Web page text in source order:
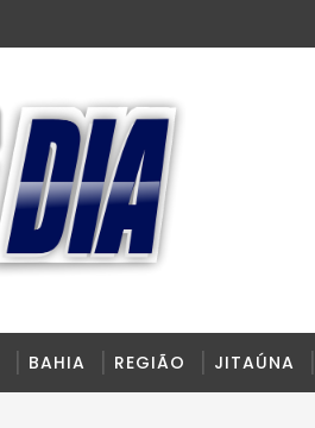
BAHIA REGIÃO JITAÚNA